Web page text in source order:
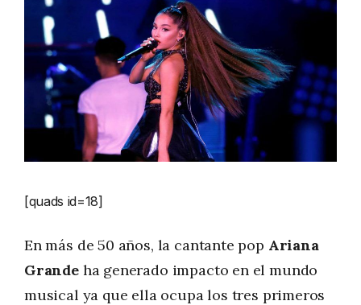
[quads id=18]
En más de 50 años, la cantante pop Ariana
Grandeha generado impacto en el mundo
musical ya que ella ocupa los tres primeros